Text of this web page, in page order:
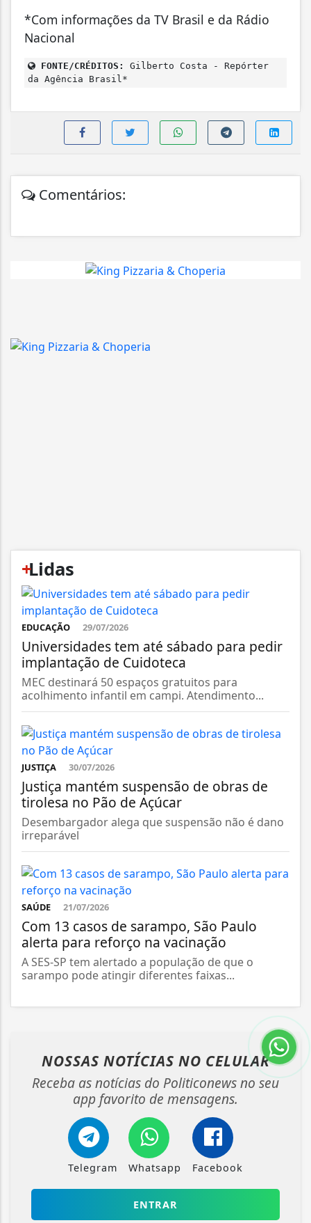
*Com informações da TV Brasil e da Rádio
Nacional
FONTE/CRÉDITOS:
Gilberto Costa - Repórter
da Agência Brasil*
Comentários:
+
Lidas
EDUCAÇÃO 29/07/2026
Universidades tem até sábado para pedir
implantação de Cuidoteca
MEC destinará 50 espaços gratuitos para
acolhimento infantil em campi. Atendimento...
JUSTIÇA 30/07/2026
Justiça mantém suspensão de obras de
tirolesa no Pão de Açúcar
Desembargador alega que suspensão não é dano
irreparável
SAÚDE 21/07/2026
Com 13 casos de sarampo, São Paulo
alerta para reforço na vacinação
A SES-SP tem alertado a população de que o
sarampo pode atingir diferentes faixas...
NOSSAS NOTÍCIAS NO CELULAR
Receba as notícias do Politiconews no seu
app favorito de mensagens.
Telegram Whatsapp Facebook
ENTRAR